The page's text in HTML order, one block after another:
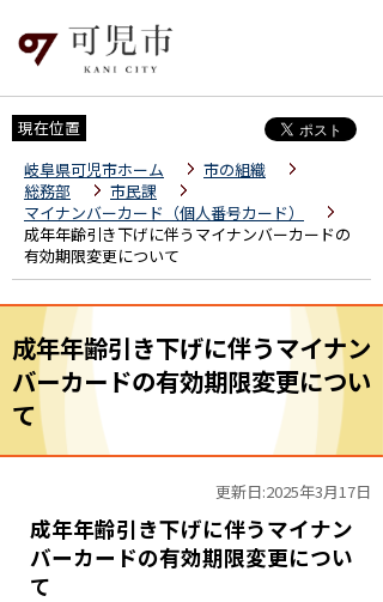
現在位置
岐阜県可児市ホーム
市の組織
総務部
市民課
マイナンバーカード（個人番号カード）
成年年齢引き下げに伴うマイナンバーカードの
有効期限変更について
成年年齢引き下げに伴うマイナン
バーカードの有効期限変更につい
て
更新日:2025年3月17日
成年年齢引き下げに伴うマイナン
バーカードの有効期限変更につい
て